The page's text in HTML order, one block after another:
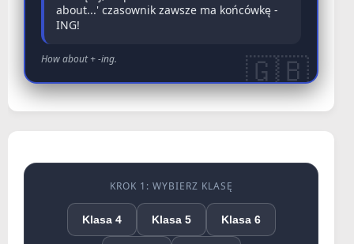
about...' czasownik zawsze ma końcówkę -
ING!
How about + -ing.
KROK 1: WYBIERZ KLASĘ
Klasa 4 Klasa 5 Klasa 6